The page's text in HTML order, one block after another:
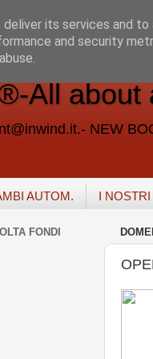
All about
NEW
AUTOM. I
FONDI
its services and
and security